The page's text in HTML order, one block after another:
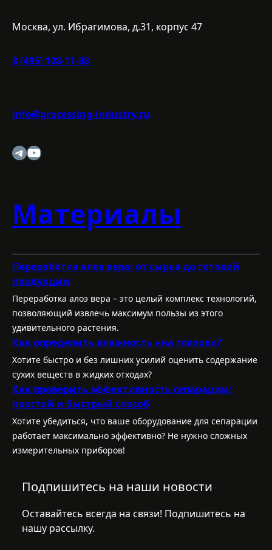
Москва, ул. Ибрагимова, д.31, корпус 47
8 (495) 108-11-98
info@processing-industry.ru
TelegramYouTube
Материалы
Переработка алоэ вера: от сырья до готовой
продукции
Переработка алоэ вера – это целый комплекс технологий,
позволяющий извлечь максимум пользы из этого
удивительного растения.
Как определить влажность «на глазок»?
Хотите быстро и без лишних усилий оценить содержание
сухих веществ в жидких отходах?
Как проверить эффективность сепарации:
простой и быстрый способ
Хотите убедиться, что ваше оборудование для сепарации
работает максимально эффективно? Не нужно сложных
измерительных приборов!
Подпишитесь на наши новости
Оставайтесь всегда на связи! Подпишитесь на
нашу рассылку.